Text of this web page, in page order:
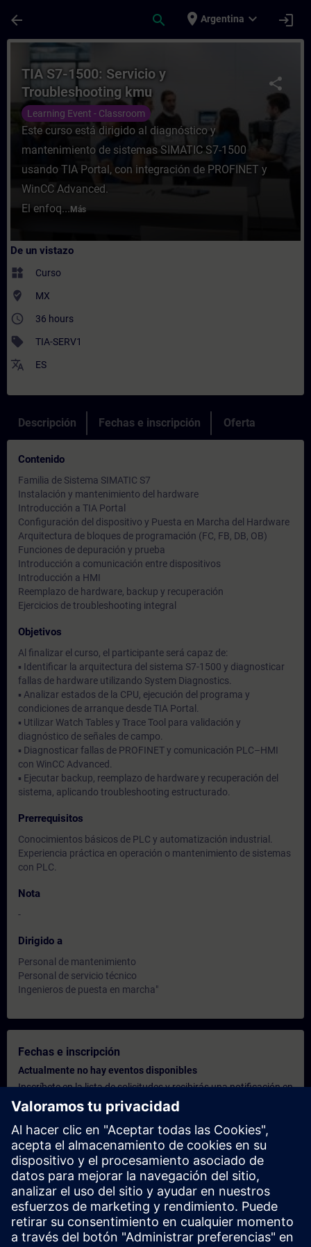
arrow_back search place Argentina expand_more login
Curso - TIA S7-1500: Servicio y
share
TIA S7-1500: Servicio y
Troubleshooting kmu
Learning Event - Classroom
Este curso está dirigido al diagnóstico y
mantenimiento de sistemas SIMATIC S7-1500
usando TIA Portal, con integración de PROFINET y
WinCC Advanced.
El enfoq... Más
De un vistazo
widgets Curso
where_to_vote MX
access_time 36 hours
sell TIA-SERV1
translate ES
Descripción Fechas e inscripción Oferta
Contenido
Familia de Sistema SIMATIC S7
Instalación y mantenimiento del hardware
Introducción a TIA Portal
Configuración del dispositivo y Puesta en Marcha del Hardware
Arquitectura de bloques de programación (FC, FB, DB, OB)
Funciones de depuración y prueba
Introducción a comunicación entre dispositivos
Introducción a HMI
Reemplazo de hardware, backup y recuperación
Ejercicios de troubleshooting integral
Objetivos
Al finalizar el curso, el participante será capaz de:
▪ Identificar la arquitectura del sistema S7-1500 y diagnosticar
fallas de hardware utilizando System Diagnostics.
▪ Analizar estados de la CPU, ejecución del programa y
condiciones de arranque desde TIA Portal.
▪ Utilizar Watch Tables y Trace Tool para validación y
diagnóstico de señales de campo.
▪ Diagnosticar fallas de PROFINET y comunicación PLC–HMI
con WinCC Advanced.
▪ Ejecutar backup, reemplazo de hardware y recuperación del
sistema, aplicando troubleshooting estructurado.
Prerrequisitos
Conocimientos básicos de PLC y automatización industrial.
Experiencia práctica en operación o mantenimiento de sistemas
con PLC.
Nota
-
Dirigido a
Personal de mantenimiento
Personal de servicio técnico
Ingenieros de puesta en marcha"
Fechas e inscripción
Actualmente no hay eventos disponibles
Inscríbete en la lista de solicitudes y recibirás una notificación en
cuanto haya nuevas fechas disponibles.
Activar el servicio de notificación
Oferta personalizada
¿Necesita una oferta personalizada? Indíquenos sus datos
personales y le enviaremos inmediatamente una oferta
personalizada a su dirección de correo electrónico.